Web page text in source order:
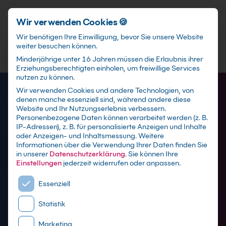
Schnellzugriff
PostgreSQL Schulungen
mit Zertifikat als Live online Training,
Präsenzseminar in PostgreSQL-
Schulungszentren sowie maßgeschneiderte
Wir verwenden Cookies 🍪
Wir benötigen Ihre Einwilligung, bevor Sie unsere Website
weiter besuchen können.
Minderjährige unter 16 Jahren müssen die Erlaubnis ihrer
Erziehungsberechtigten einholen, um freiwillige Services
nutzen zu können.
Wir verwenden Cookies und andere Technologien, von
denen manche essenziell sind, während andere diese
Website und Ihr Nutzungserlebnis verbessern.
Personenbezogene Daten können verarbeitet werden (z. B.
IP-Adressen), z. B. für personalisierte Anzeigen und Inhalte
oder Anzeigen- und Inhaltsmessung.Weitere
Informationen über die Verwendung Ihrer Daten finden Sie
in unserer Datenschutzerklärung.Sie können Ihre
Einstellungen jederzeit widerrufen oder anpassen.
Es folgt eine Liste der Service-Gruppen, für die eine
Essenziell
Statistik
Marketing